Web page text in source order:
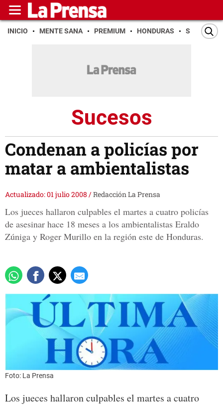
INICIO MENTE SANA PREMIUM HONDURAS SAN PEDRO
Sucesos
Condenan a policías por
matar a ambientalistas
Actualizado: 01 julio 2008 /Redacción La Prensa
Los jueces hallaron culpables el martes a cuatro policías
de asesinar hace 18 meses a los ambientalistas Eraldo
Zúniga y Roger Murillo en la región este de Honduras.
Foto: La Prensa
Los jueces hallaron culpables el martes a cuatro